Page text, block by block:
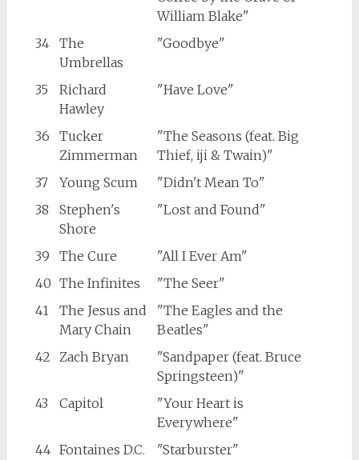
William Blake"
34
The
Umbrellas
"Goodbye"
35
Richard
Hawley
"Have Love"
36
Tucker
Zimmerman
"The Seasons (feat. Big
Thief, iji & Twain)"
37
Young Scum
"Didn't Mean To"
38
Stephen's
Shore
"Lost and Found"
39 The Cure
"All I Ever Am"
40 The Infinites
"The Seer"
41
The Jesus and
Mary Chain
"The Eagles and the
Beatles"
42 Zach Bryan
"Sandpaper (feat. Bruce
Springsteen)"
43
Capitol
"Your Heart is
Everywhere"
44 Fontaines D.C. "Starburster"